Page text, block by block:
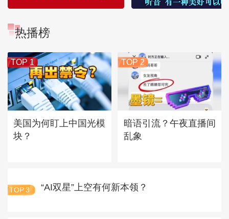
热播榜
TOP 1
美国为何盯上中国光模
块？
TOP 2
暗语引流？午夜直播间
乱象
TOP 3 “AI双星”上空有何新本领？